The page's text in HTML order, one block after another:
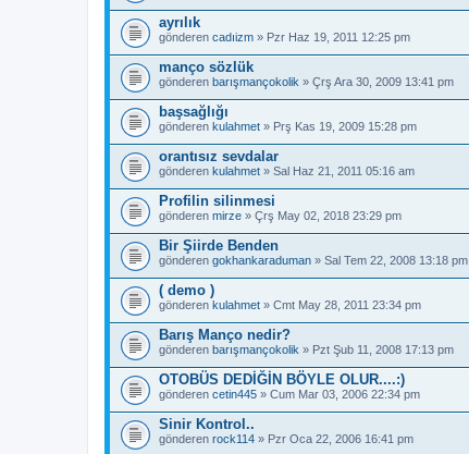
ayrılık
gönderen cadıizm » Pzr Haz 19, 2011 12:25 pm
manço sözlük
gönderen barışmançokolik » Çrş Ara 30, 2009 13:41 pm
başsağlığı
gönderen kulahmet » Prş Kas 19, 2009 15:28 pm
orantısız sevdalar
gönderen kulahmet » Sal Haz 21, 2011 05:16 am
Profilin silinmesi
gönderen mirze » Çrş May 02, 2018 23:29 pm
Bir Şiirde Benden
gönderen gokhankaraduman » Sal Tem 22, 2008 13:18 pm
( demo )
gönderen kulahmet » Cmt May 28, 2011 23:34 pm
Barış Manço nedir?
gönderen barışmançokolik » Pzt Şub 11, 2008 17:13 pm
OTOBÜS DEDİĞİN BÖYLE OLUR....:)
gönderen cetin445 » Cum Mar 03, 2006 22:34 pm
Sinir Kontrol..
gönderen rock114 » Pzr Oca 22, 2006 16:41 pm